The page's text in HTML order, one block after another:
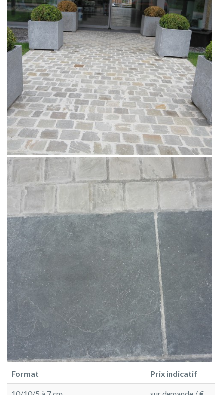
Format Prix indicatif